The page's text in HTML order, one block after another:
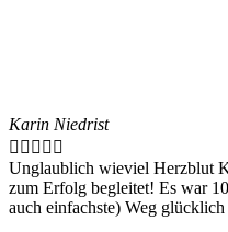
Karin Niedrist
    
Unglaublich wieviel Herzblut
zum Erfolg begleitet! Es war
auch einfachste) Weg